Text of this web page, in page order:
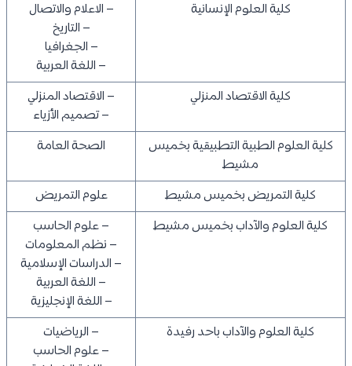
كلية العلوم الإنسانية
– الاعلام والاتصال
– التاريخ
– الجغرافيا
– اللغة العربية
كلية الاقتصاد المنزلي
– الاقتصاد المنزلي
– تصميم الأزياء
كلية العلوم الطبية التطبيقية بخميس
مشيط
الصحة العامة
كلية التمريض بخميس مشيط
علوم التمريض
كلية العلوم والآداب بخميس مشيط
– علوم الحاسب
– نظم المعلومات
– الدراسات الإسلامية
– اللغة العربية
– اللغة الإنجليزية
كلية العلوم والآداب باحد رفيدة
– الرياضيات
– علوم الحاسب